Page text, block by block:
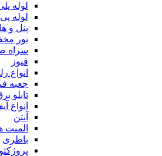
لوله
لوله
پنل و
نور
سراه
فیوز
انواع
جعبه
تابلو
انواع
آنتن
المنت
باطری